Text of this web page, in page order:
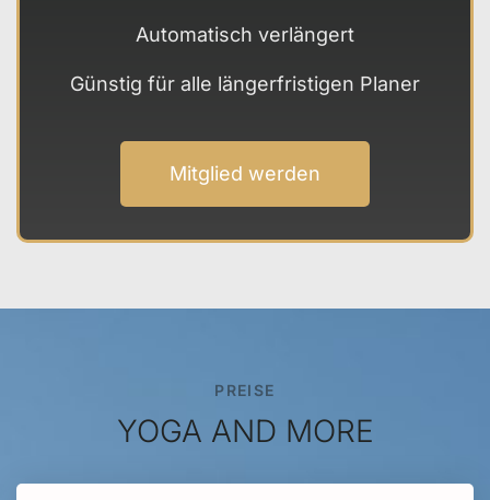
Automatisch verlängert
Günstig für alle längerfristigen Planer
Mitglied werden
PREISE
YOGA AND MORE